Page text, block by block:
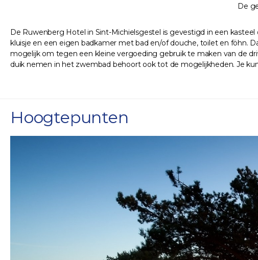
De
De Ruwenberg Hotel in Sint-Michielsgestel is gevestigd in een
kluisje en een eigen badkamer met bad en/of douche, toilet en föhn.
mogelijk om tegen een kleine vergoeding gebruik te maken van de
duik nemen in het zwembad behoort ook tot de mogelijkheden. Je
Hoogtepunten